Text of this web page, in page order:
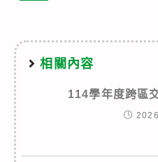
相關內容
114學年度跨區